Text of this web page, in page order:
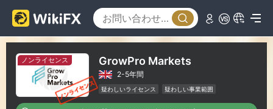
ノンライセンス GrowPro Markets
2-5年間
疑わしいライセンス
疑わしい事業範囲
ハイリスクレベル
3
4
5
0
1
2